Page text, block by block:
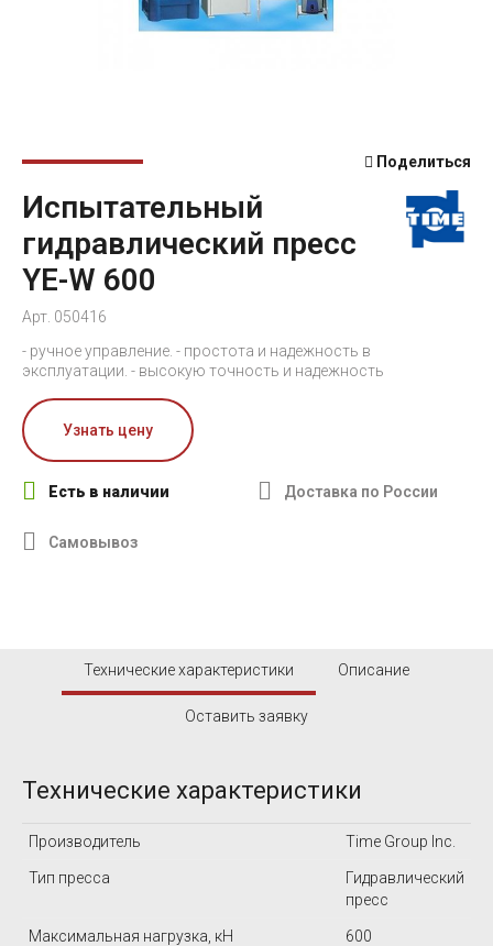
Поделиться
Испытательный
гидравлический пресс
YE-W 600
Арт. 050416
- ручное управление. - простота и надежность в
эксплуатации. - высокую точность и надежность
Узнать цену
Есть в наличии Доставка по России
Самовывоз
Технические характеристики Описание
Оставить заявку
Технические характеристики
Производитель Time Group Inc.
Тип пресса
Гидравлический
пресс
Максимальная нагрузка, кН 600